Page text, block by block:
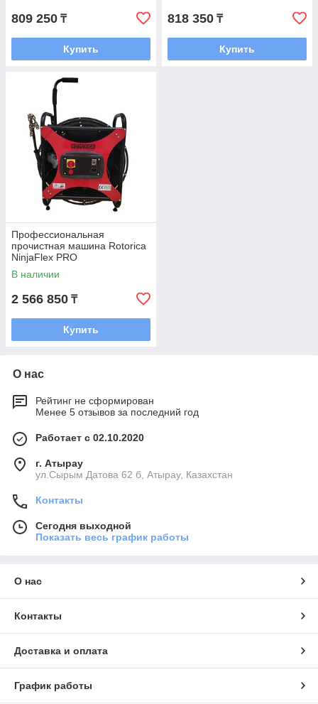
809 250 ₸
Купить
818 350 ₸
Купить
Профессиональная
прочистная машина Rotorica
NinjaFlex PRO
В наличии
2 566 850 ₸
Купить
О нас
Рейтинг не сформирован
Менее 5 отзывов за последний год
Работает с 02.10.2020
г. Атырау
ул.Сырым Датова 62 б, Атырау, Казахстан
Контакты
Сегодня выходной
Показать весь график работы
О нас
Контакты
Доставка и оплата
График работы